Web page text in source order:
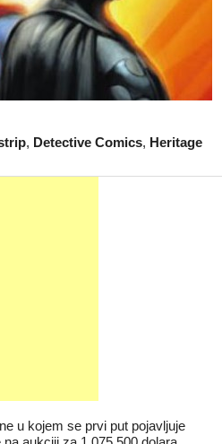
, Detective Comics, Heritage
u kojem se prvi put pojavljuje